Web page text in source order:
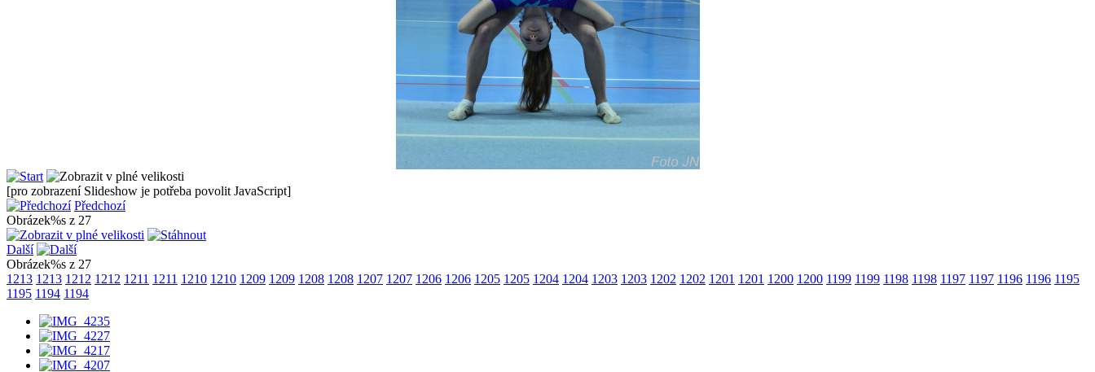
[pro zobrazení Slideshow je potřeba povolit JavaScript]
Předchozí
Obrázek%s z 27
Další
Obrázek%s z 27
1213 1213 1212 1212 1211 1211 1210 1210 1209 1209 1208 1208 1207 1207 1206 1206 1205 1205 1204 1204 1203 1203 1202 1202 1201 1201 1200 1200 1199 1199 1198 1198 1197 1197 1196 1196 1195
1195 1194 1194